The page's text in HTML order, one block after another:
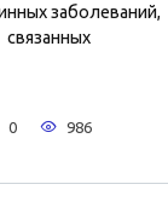
заболеваний,
связанных
0 986